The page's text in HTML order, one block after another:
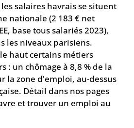
salaires havrais se situent
nationale (2 183 € net
base tous salariés 2023),
les niveaux parisiens.
haut certains métiers
: un chômage à 8,8 % de la
la zone d'emploi, au-dessus
Détail dans nos pages
ettrouver un emploi au